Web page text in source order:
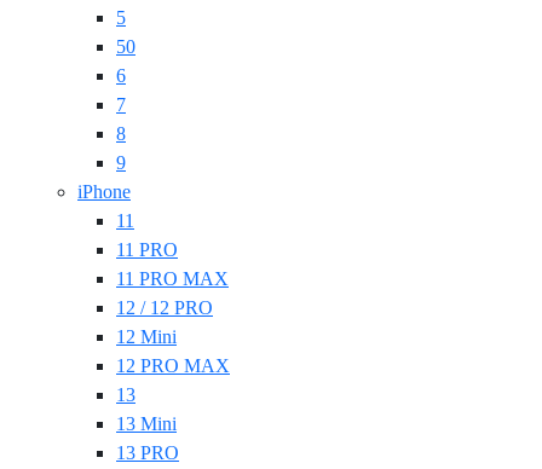
5
50
6
7
8
9
iPhone
11
11 PRO
11 PRO MAX
12 / 12 PRO
12 Mini
12 PRO MAX
13
13 Mini
13 PRO